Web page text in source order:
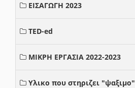
ΕΙΣΑΓΩΓΗ 2023
TED-ed
ΜΙΚΡΗ ΕΡΓΑΣΙΑ 2022-2023
Υλικο που στηριζει "ψαξιμο"